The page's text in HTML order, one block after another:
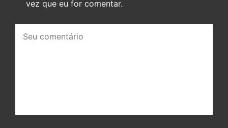
vez que eu for comentar.
comentário: